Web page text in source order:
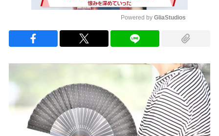
Powered by GliaStudios